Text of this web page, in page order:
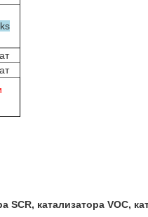
SCR, катализатора VOC,